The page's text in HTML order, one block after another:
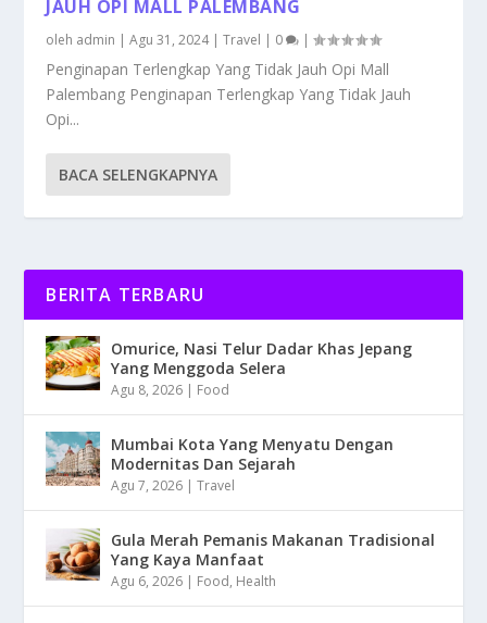
JAUH OPI MALL PALEMBANG
oleh admin |Agu 31, 2024|Travel | 0 |
Penginapan Terlengkap Yang Tidak Jauh Opi Mall
Palembang Penginapan Terlengkap Yang Tidak Jauh
Opi...
BACA SELENGKAPNYA
BERITA TERBARU
Omurice, Nasi Telur Dadar Khas Jepang
Yang Menggoda Selera
Agu 8, 2026 | Food
Mumbai Kota Yang Menyatu Dengan
Modernitas Dan Sejarah
Agu 7, 2026 |Travel
Gula Merah Pemanis Makanan Tradisional
Yang Kaya Manfaat
Agu 6, 2026 | Food, Health